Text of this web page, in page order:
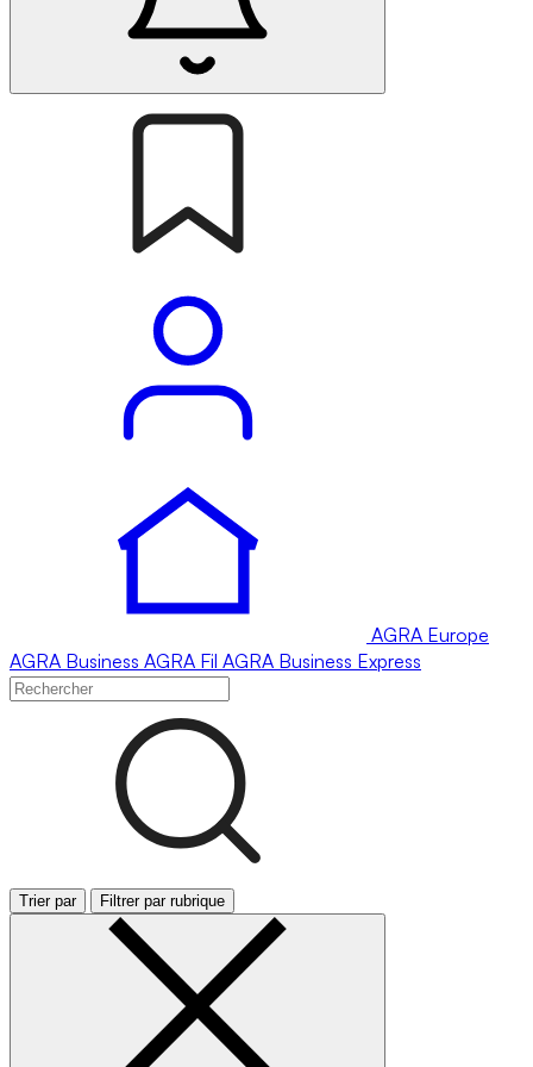
AGRA Europe
AGRA Business AGRA Fil AGRA Business Express
Trier par Filtrer par rubrique